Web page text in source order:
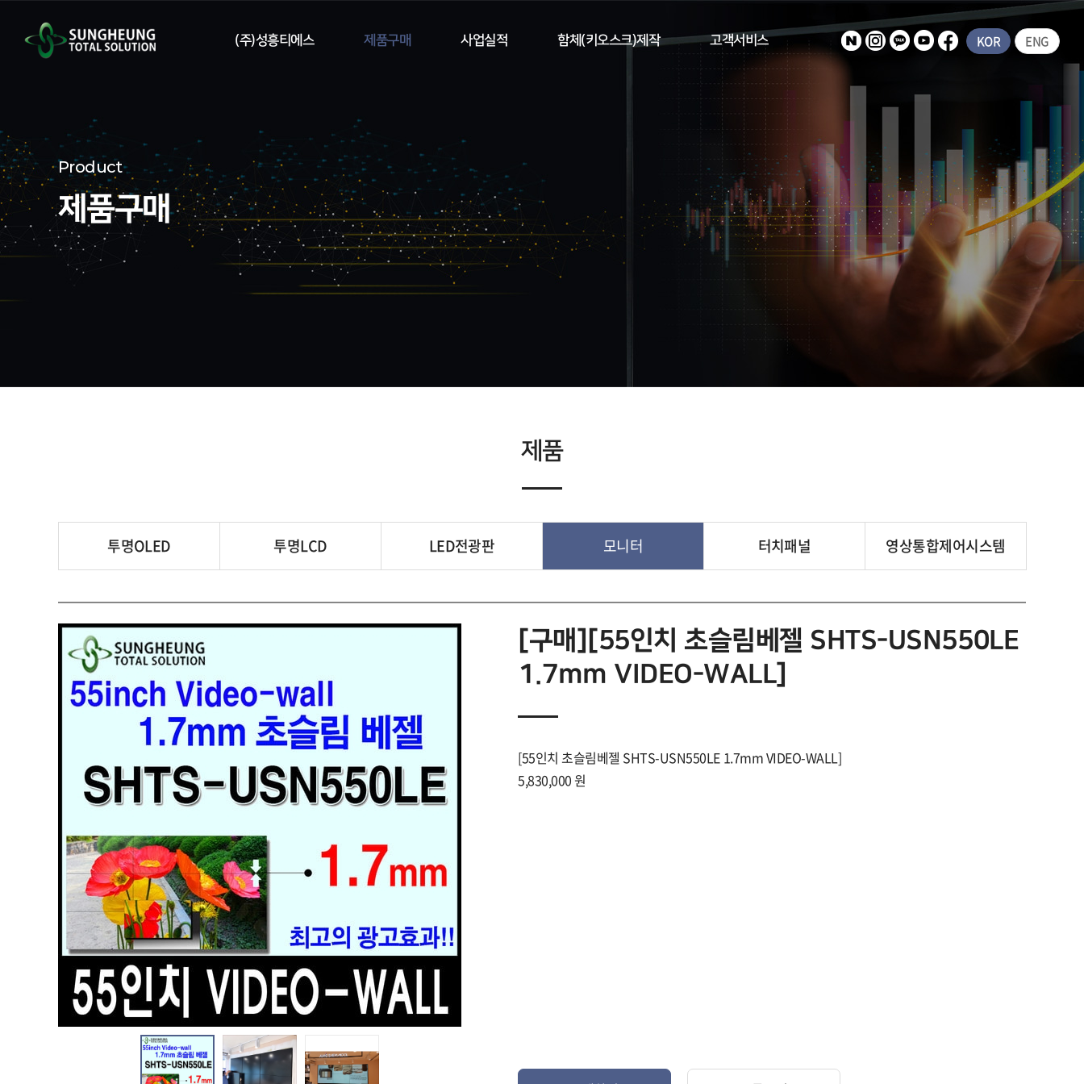
(주)성흥티에스
회사연혁
특허
오시는길
제품구매
투명LCD
LED전광판
모니터
터치패널
영상통합제어시스
사업실적
모니터
영상통합제어시스
템
함체(키오스크)제작 고객서비스
공지사항
상담문의
전시홍보관 방문예약
KOR ENG
Product
제품구매
제품
투명OLED 투명LCD LED전광판 모니터 터치패널 영상통합제어시스템
[구매][55인치 초슬림베젤 SHTS-USN550LE
1.7mm VIDEO-WALL]
[55인치 초슬림베젤 SHTS-USN550LE 1.7mm VIDEO-WALL]
5,830,000 원